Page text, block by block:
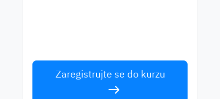
Zaregistrujte se do kurzu